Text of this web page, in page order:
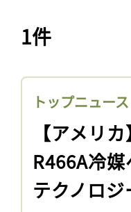
1件
トップニュース
【アメリ
R466A冷
テクノロ